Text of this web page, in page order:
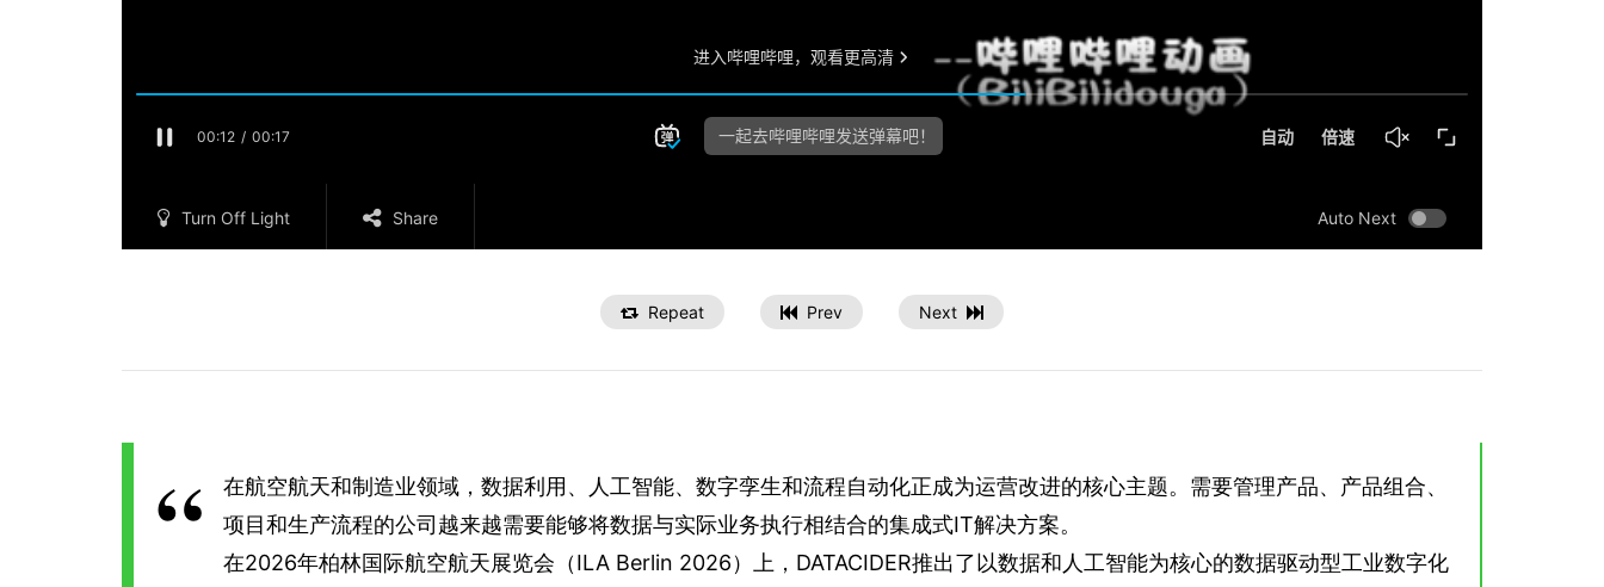
Turn Off Light Share Auto Next
Repeat Prev Next
在航空航天和制造业领域，数据利用、人工智能、数字孪生和流程自动化正成为运营改进的核心主题。需要管理产品、产品组合、
项目和生产流程的公司越来越需要能够将数据与实际业务执行相结合的集成式IT解决方案。
在2026年柏林国际航空航天展览会（ILA Berlin 2026）上，DATACIDER推出了以数据和人工智能为核心的数据驱动型工业数字化